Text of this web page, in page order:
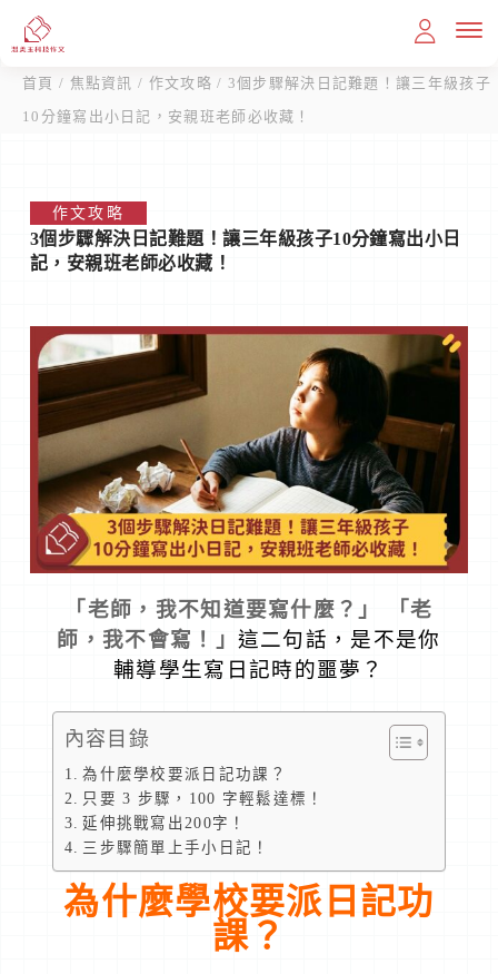
教育理念
課程內容
滿分作文
我想報名
加盟資訊
盟校搜尋
線上商城
首頁 / 焦點資訊 / 作文攻略 / 3個步驟解決日記難題！讓三年級孩子
10分鐘寫出小日記，安親班老師必收藏！
作文攻略
3個步驟解決日記難題！讓三年級孩子10分鐘寫出小日
記，安親班老師必收藏！
「 老師，我不知道要寫什麼？ 」
「老
師，我不會寫！」 這二句話，是不是你
輔導學生寫日記時的噩夢？
內容目錄
為什麼學校要派日記功課？
只要 3 步驟，100 字輕鬆達標！
延伸挑戰寫出200字！
三步驟簡單上手小日記！
為什麼學校要派日記功
課？